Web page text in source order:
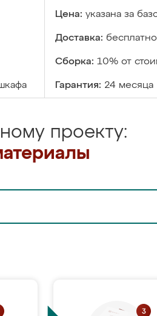
Цена: указана за
Доставка: бесплатно
Сборка: 10% от
Гарантия: 24 месяца
проекту: